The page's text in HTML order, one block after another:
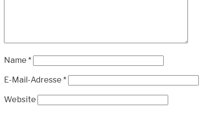
Name *
E-Mail-Adresse *
Website